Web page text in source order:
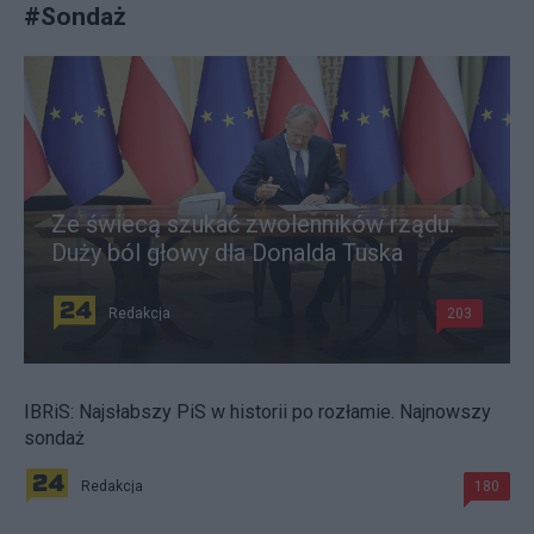
#Sondaż
Ze świecą szukać zwolenników rządu.
Duży ból głowy dla Donalda Tuska
Redakcja 203
IBRiS: Najsłabszy PiS w historii po rozłamie. Najnowszy
sondaż
Redakcja 180